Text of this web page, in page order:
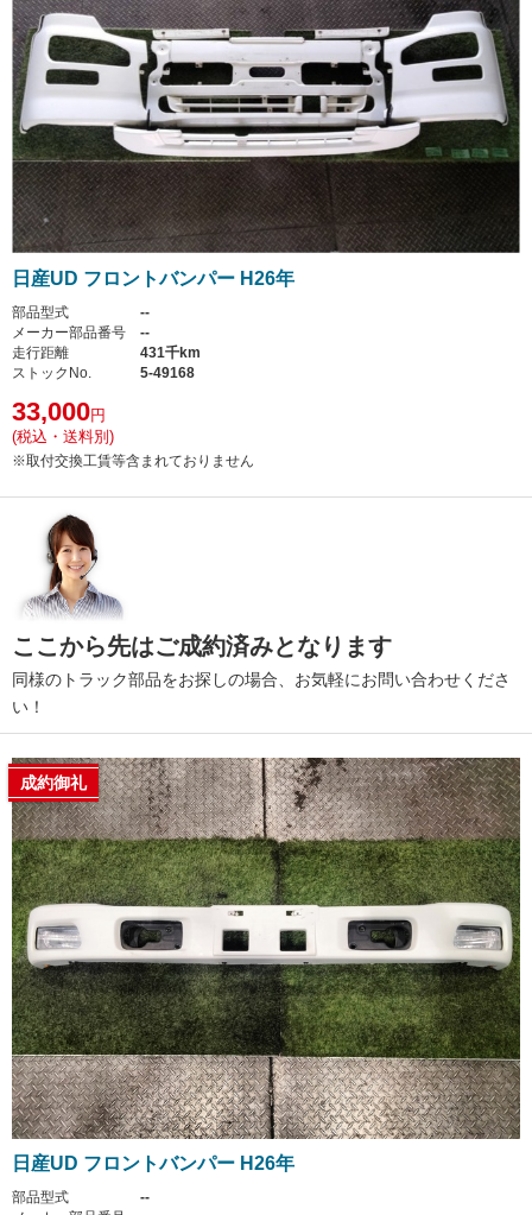
日産UD フロントバンパー H26年
部品型式
--
メーカー部品番号
--
走行距離
431千km
ストックNo.
5-49168
33,000円
(税込・送料別)
※取付交換工賃等含まれておりません
ここから先はご成約済みとなります
同様のトラック部品をお探しの場合、お気軽にお問い合わせくださ
い！
成約御礼
日産UD フロントバンパー H26年
部品型式
--